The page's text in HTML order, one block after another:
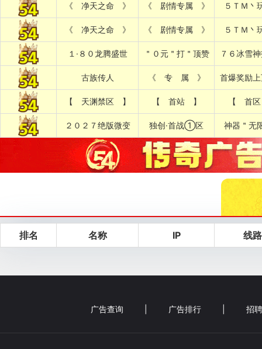
《 净天之命 》 《 剧情专属 》 ５ＴＭ丶
《 净天之命 》 《 剧情专属 》 ５ＴＭ丶
１·８０龙腾盛世 ＂０元＂打＂顶赞 ７６冰雪
古族传人 《 专 属 》 首爆奖励
【 天渊禁区 】 【 首站 】 【 首
２０２７绝版微变 独创·首战①区 神器＂无
排名 名称 IP 线路
广告查询 广告排行 招